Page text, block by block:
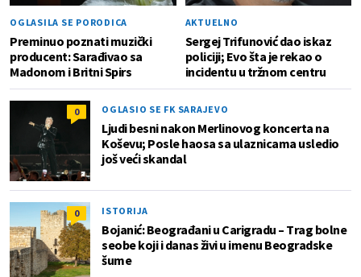
OGLASILA SE PORODICA
Preminuo poznati muzički
producent: Sarađivao sa
Madonom i Britni Spirs
AKTUELNO
Sergej Trifunović dao iskaz
policiji; Evo šta je rekao o
incidentu u tržnom centru
0 OGLASIO SE FK SARAJEVO
Ljudi besni nakon Merlinovog koncerta na
Koševu; Posle haosa sa ulaznicama usledio
još veći skandal
0 ISTORIJA
Bojanić: Beograđani u Carigradu – Тrag bolne
seobe koji i danas živi u imenu Beogradske
šume